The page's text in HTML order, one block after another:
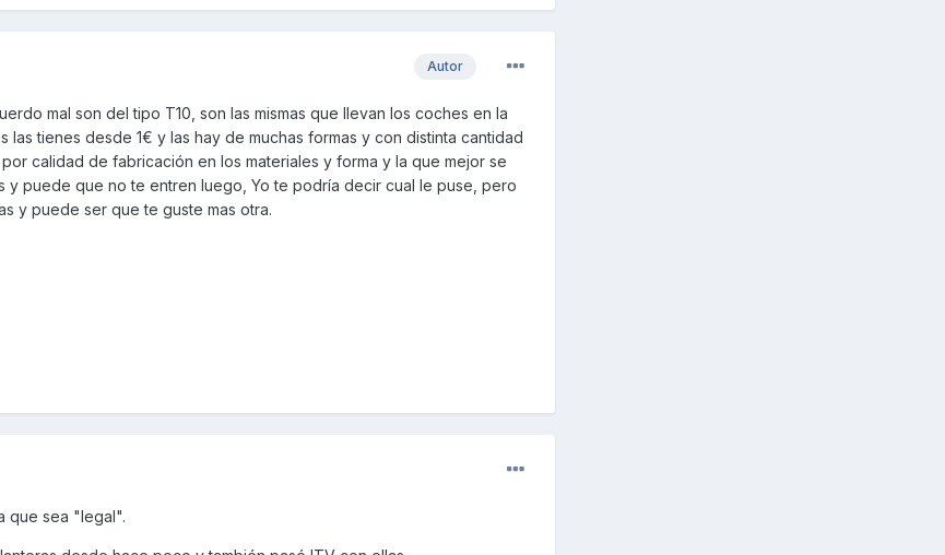
Autor
mal son del tipo T10, son las mismas que llevan los coches en la
las tienes desde 1€ y las hay de muchas formas y con distinta cantidad
calidad de fabricación en los materiales y forma y la que mejor se
y puede que no te entren luego, Yo te podría decir cual le puse, pero
y puede ser que te guste mas otra.
que sea "legal".